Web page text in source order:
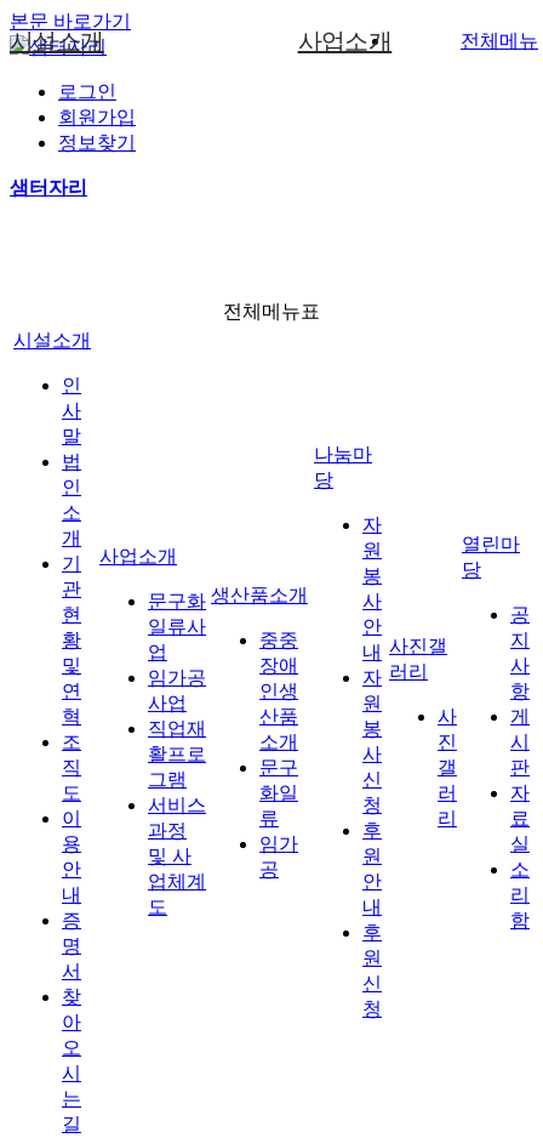
본문 바로가기
로그인
회원가입
정보찾기
샘터자리
시설소개
인사말
법인소개
기관 현황 및 연혁
사업소개 전체메뉴
전체메뉴표
시설소개
인
사
말
법
인
소
개
기
관
현
황
및
연
혁
조
직
도
이
용
안
내
증
명
서
찾
아
오
시
는
길
사업소개
문구화
일류사
업
임가공
사업
직업재
활프로
그램
서비스
과정
및 사
업체계
도
생산품소개
중중
장애
인생
산품
소개
문구
화일
류
임가
공
나눔마
당
자
원
봉
사
안
내
자
원
봉
사
신
청
후
원
안
내
후
원
신
청
사진갤
러리
사
진
갤
러
리
열린마
당
공
지
사
항
게
시
판
자
료
실
소
리
함